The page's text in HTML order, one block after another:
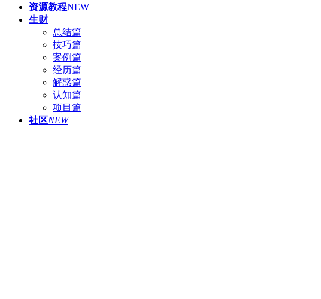
资源教程NEW
生财
总结篇
技巧篇
案例篇
经历篇
解惑篇
认知篇
项目篇
社区NEW